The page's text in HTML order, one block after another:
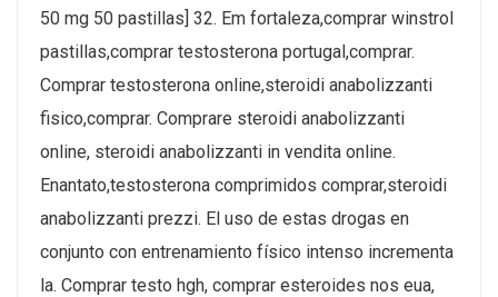
50 mg 50 pastillas] 32. Em fortaleza,comprar winstrol
pastillas,comprar testosterona portugal,comprar.
Comprar testosterona online,steroidi anabolizzanti
fisico,comprar. Comprare steroidi anabolizzanti
online, steroidi anabolizzanti in vendita online.
Enantato,testosterona comprimidos comprar,steroidi
anabolizzanti prezzi. El uso de estas drogas en
conjunto con entrenamiento físico intenso incrementa
la. Comprar testo hgh, comprar esteroides nos eua,